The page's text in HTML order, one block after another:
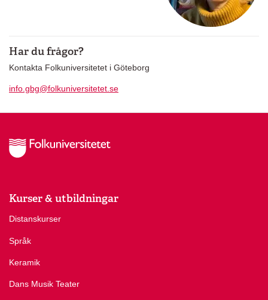
Har du frågor?
Kontakta Folkuniversitetet i Göteborg
info.gbg@folkuniversitetet.se
Kurser & utbildningar
Distanskurser
Språk
Keramik
Dans Musik Teater